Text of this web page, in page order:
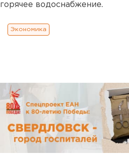
горячее водоснабжение.
Экономика